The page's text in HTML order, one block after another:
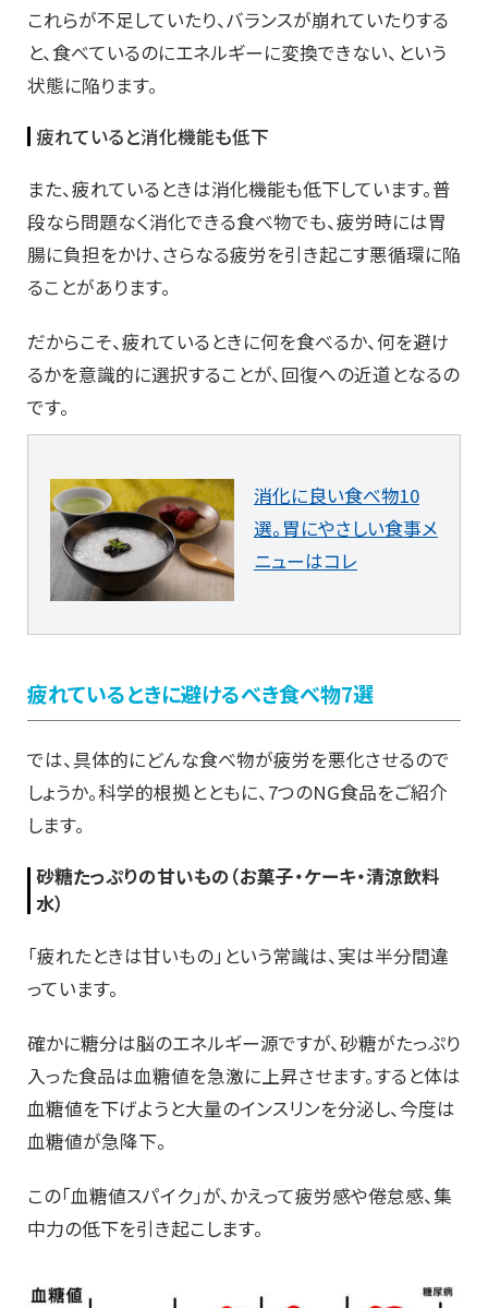
これらが不足していたり、バランスが崩れていたりする
と、食べているのにエネルギーに変換できない、という
状態に陥ります。
疲れていると消化機能も低下
また、疲れているときは消化機能も低下しています。普
段なら問題なく消化できる食べ物でも、疲労時には胃
腸に負担をかけ、さらなる疲労を引き起こす悪循環に陥
ることがあります。
だからこそ、疲れているときに何を食べるか、何を避け
るかを意識的に選択することが、回復への近道となるの
です。
消化に良い食べ物10
選。胃にやさしい食事メ
ニューはコレ
疲れているときに避けるべき食べ物7選
では、具体的にどんな食べ物が疲労を悪化させるので
しょうか。科学的根拠とともに、7つのNG食品をご紹介
します。
砂糖たっぷりの甘いもの（お菓子・ケーキ・清涼飲料
水）
「疲れたときは甘いもの」という常識は、実は半分間違
っています。
確かに糖分は脳のエネルギー源ですが、砂糖がたっぷり
入った食品は血糖値を急激に上昇させます。すると体は
血糖値を下げようと大量のインスリンを分泌し、今度は
血糖値が急降下。
この「血糖値スパイク」が、かえって疲労感や倦怠感、集
中力の低下を引き起こします。